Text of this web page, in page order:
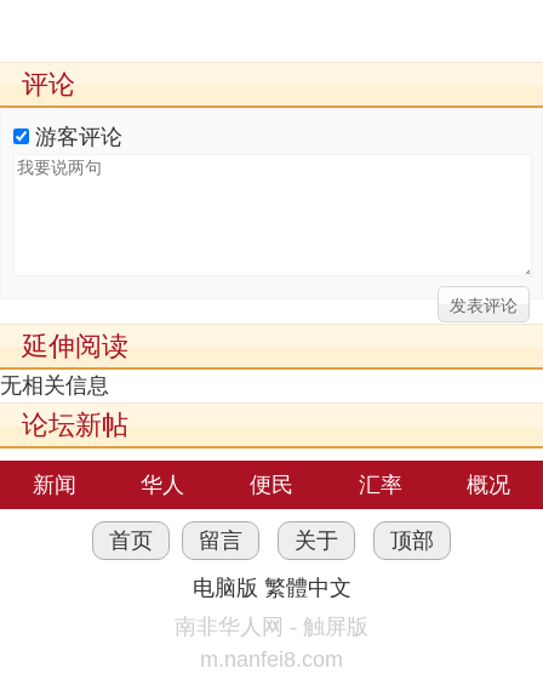
评论
游客评论
延伸阅读
无相关信息
论坛新帖
新闻 华人 便民 汇率 概况
首页 留言 关于
顶部
电脑版 繁體中文
南非华人网 - 触屏版
m.nanfei8.com